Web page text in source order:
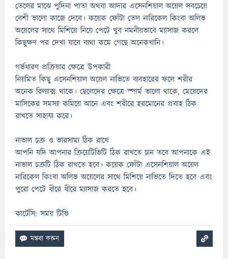
তেলের মাঝে পুদিনা পাতা অথবা আদার এসেনশিয়াল অয়েল সবচেয়ে
বেশী ভালো কাজে দেবে। কয়েক ফোঁটা তেল নারিকেল কিংবা অলিভ
অয়েলের সাথে মিশিয়ে নিয়ে পেটে খুব নমনীয়ভাবে ম্যাসাজ করলে
কিছুক্ষণ পর দেখা যাবে ব্যথা কমে গেছে অনেকখানি।
গর্ভধারণ প্রক্রিয়ার ক্ষেত্রে উপকারী
নিয়মিত কিছু এসেনশিয়াল অয়েল নাভিতে ব্যবহারের ফলে শরীর
অনেক রিল্যাক্স থাকে। ছেলেদের ক্ষেত্রে স্পার্ম ভালো থাকে, মেয়েদের
মাসিকের সমস্যা কমিয়ে আনে এবং শরীরে হরমোনের প্রবাহ ঠিক
রাখতে সাহায্য করে।
নাভাল চক্র ও ভারসাম্য ঠিক রাখে
আপনি যদি আপনার ক্রিয়েটিভিটি ঠিক রাখতে চান তবে আপনাকে এই
নাভাল চক্রটি ঠিক রাখতে হবে। কয়েক ফোঁটা এসেনশিয়াল অয়েল
নারিকেল কিংবা অলিভ অয়েলের সাথে মিশিয়ে নাভিতে দিতে হবে এবং
পুরো পেটে ধীরে ধীরে ম্যাসাজ করতে হবে।
কার্টেসি: সময় টিভি